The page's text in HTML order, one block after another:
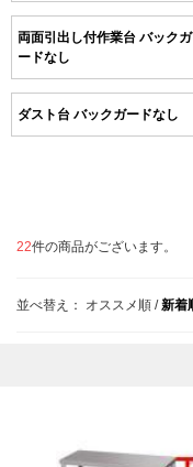
両面引出し付作業台 バックガ
ードなし
ダスト台 バックガードなし
22件の商品がございます。
並べ替え： オススメ順 /新着